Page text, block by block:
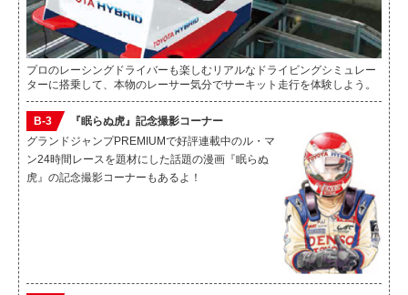
プロのレーシングドライバーも楽しむリアルなドライビングシミュレー
ターに搭乗して、本物のレーサー気分でサーキット走行を体験しよう。
B-3 『眠らぬ虎』記念撮影コーナー
グランドジャンプPREMIUMで好評連載中のル・マ
ン24時間レースを題材にした話題の漫画『眠らぬ
虎』の記念撮影コーナーもあるよ！